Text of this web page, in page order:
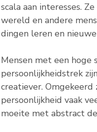
scala aan interesses.
wereld en andere
dingen leren en
Mensen met een hoge
persoonlijkheidstrek
creatiever.
persoonlijkheid vaak
moeite met abstract